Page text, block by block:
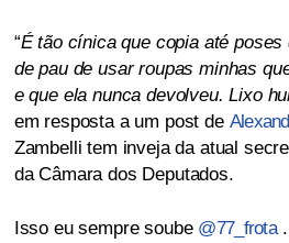
“É tão cínica que copia até
de pau de usar roupas minhas
e que ela nunca devolveu. Lixo
em resposta a um post de
Zambelli tem inveja da atual
da Câmara dos Deputados.
Isso eu sempre soube @77_frota.